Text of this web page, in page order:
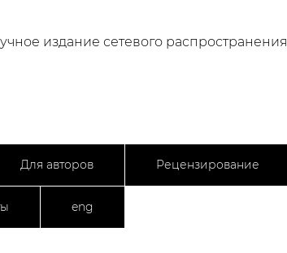
издание сетевого распространения
Для авторов Рецензирование
eng